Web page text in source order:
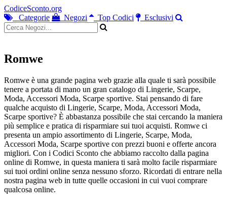
CodiceSconto.org
Categorie
Negozi Top Codici Esclusivi
Romwe
Romwe è una grande pagina web grazie alla quale ti sarà possibile
tenere a portata di mano un gran catalogo di Lingerie, Scarpe,
Moda, Accessori Moda, Scarpe sportive. Stai pensando di fare
qualche acquisto di Lingerie, Scarpe, Moda, Accessori Moda,
Scarpe sportive? È abbastanza possibile che stai cercando la maniera
più semplice e pratica di risparmiare sui tuoi acquisti. Romwe ci
presenta un ampio assortimento di Lingerie, Scarpe, Moda,
Accessori Moda, Scarpe sportive con prezzi buoni e offerte ancora
migliori. Con i Codici Sconto che abbiamo raccolto dalla pagina
online di Romwe, in questa maniera ti sarà molto facile risparmiare
sui tuoi ordini online senza nessuno sforzo. Ricordati di entrare nella
nostra pagina web in tutte quelle occasioni in cui vuoi comprare
qualcosa online.